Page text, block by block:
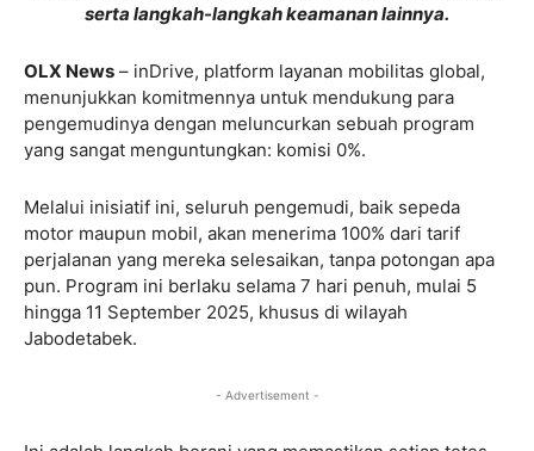
serta langkah-langkah keamanan lainnya.
OLX News – inDrive, platform layanan mobilitas global,
menunjukkan komitmennya untuk mendukung para
pengemudinya dengan meluncurkan sebuah program
yang sangat menguntungkan: komisi 0%.
Melalui inisiatif ini, seluruh pengemudi, baik sepeda
motor maupun mobil, akan menerima 100% dari tarif
perjalanan yang mereka selesaikan, tanpa potongan apa
pun. Program ini berlaku selama 7 hari penuh, mulai 5
hingga 11 September 2025, khusus di wilayah
Jabodetabek.
- Advertisement -